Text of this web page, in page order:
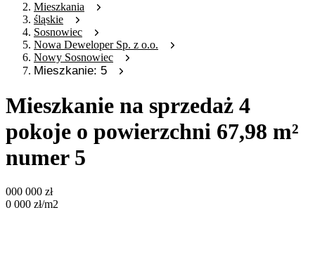
Mieszkania
śląskie
Sosnowiec
Nowa Deweloper Sp. z o.o.
Nowy Sosnowiec
Mieszkanie: 5
Mieszkanie na sprzedaż 4
pokoje o powierzchni 67,98 m²
numer 5
000 000 zł
0 000 zł/m2